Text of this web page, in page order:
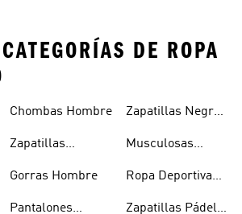
DE ROPA
Hombre
Chombas Hombre
Zapatillas
Gorras Hombre
Pantalones
Zapatillas Negras
Musculosas
Ropa Deportiva
Zapatillas Pádel